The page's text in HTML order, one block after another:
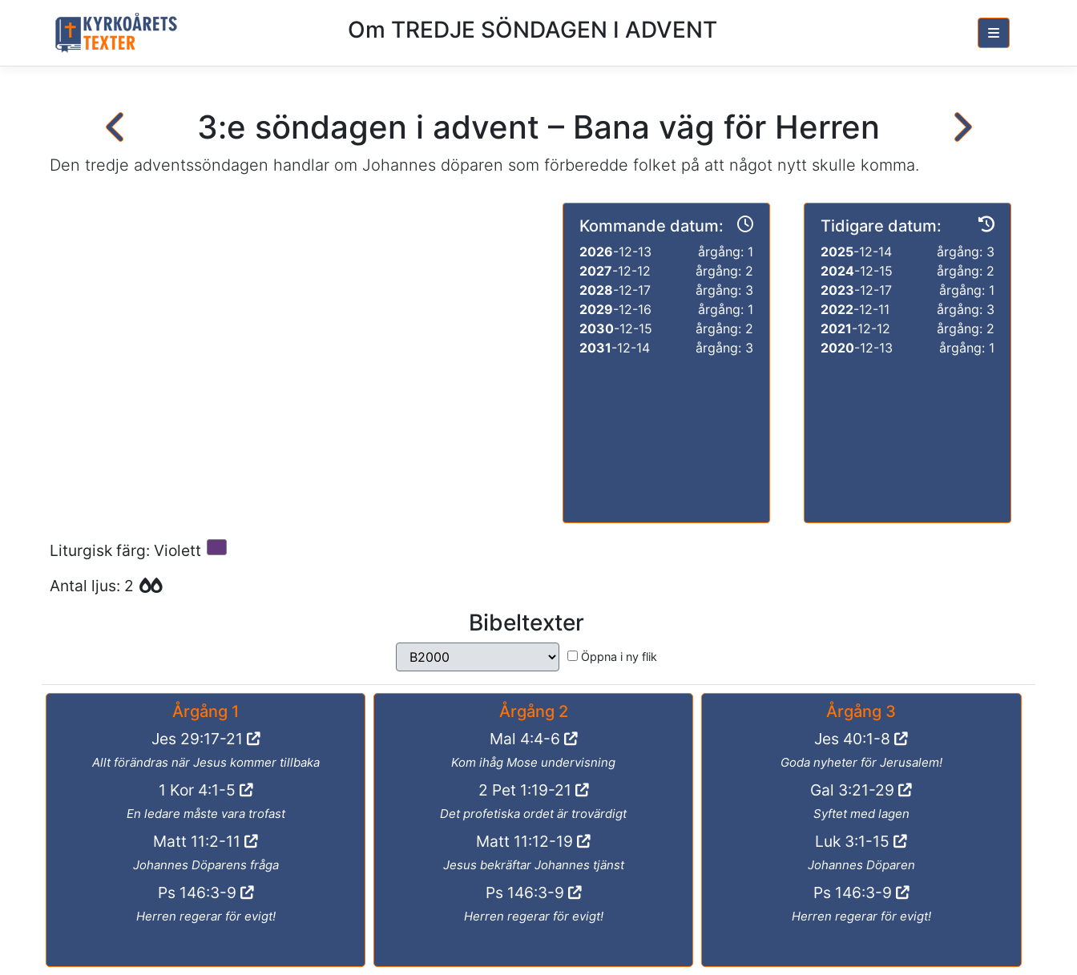
Om TREDJE SÖNDAGEN I ADVENT
3:e söndagen i advent – Bana väg för Herren
Den tredje adventssöndagen handlar om Johannes döparen som förberedde folket på att något nytt skulle komma.
Kommande datum:
2026-12-13
årgång: 1
2027-12-12
årgång: 2
2028-12-17
årgång: 3
2029-12-16
årgång: 1
2030-12-15
årgång: 2
2031-12-14 årgång: 3
Tidigare datum:
2025-12-14
årgång: 3
2024-12-15
årgång: 2
2023-12-17
årgång: 1
2022-12-11
årgång: 3
2021-12-12
årgång: 2
2020-12-13 årgång: 1
Liturgisk färg: Violett
Antal ljus: 2
Bibeltexter
Öppna i ny flik
Årgång 1
Jes 29:17-21
Allt förändras när Jesus kommer tillbaka
1 Kor 4:1-5
En ledare måste vara trofast
Matt 11:2-11
Johannes Döparens fråga
Ps 146:3-9
Herren regerar för evigt!
Årgång 2
Mal 4:4-6
Kom ihåg Mose undervisning
2 Pet 1:19-21
Det profetiska ordet är trovärdigt
Matt 11:12-19
Jesus bekräftar Johannes tjänst
Ps 146:3-9
Herren regerar för evigt!
Årgång 3
Jes 40:1-8
Goda nyheter för Jerusalem!
Gal 3:21-29
Syftet med lagen
Luk 3:1-15
Johannes Döparen
Ps 146:3-9
Herren regerar för evigt!